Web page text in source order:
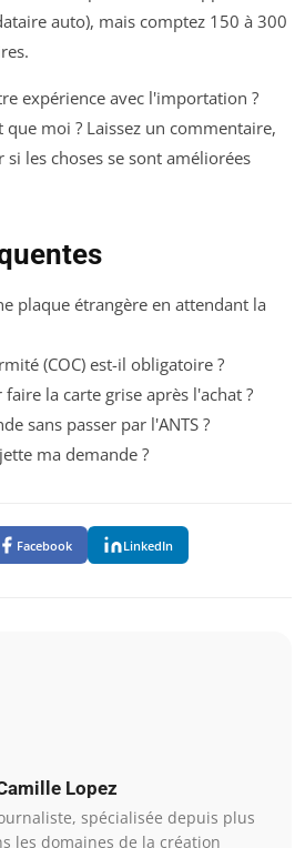
auto), mais comptez 150 à 300
expérience avec l'importation ?
que moi ? Laissez un commentaire,
les choses se sont améliorées
plaque étrangère en attendant la
(COC) est-il obligatoire ?
la carte grise après l'achat ?
sans passer par l'ANTS ?
ma demande ?
Facebook LinkedIn
Lopez
spécialisée depuis plus
les domaines de la création